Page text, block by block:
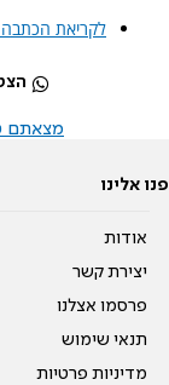
לקריאת
מצאתם
פנו אלינו
אודות
יצירת קשר
פרסמו אצלנו
תנאי שימוש
מדיניות פרטיות